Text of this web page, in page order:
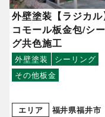
外壁塗装【ラジカ
コモール板金包/シ
グ共色施工
外壁塗装
シーリング
その他板金
エリア
福井県福井市